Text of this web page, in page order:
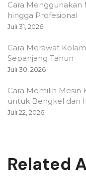
Cara Menggunakan
hingga Profesional
Juli 31, 2026
Cara Merawat
Sepanjang Tahun
Juli 30, 2026
Cara Memilih Mesin
untuk Bengkel dan
Juli 22, 2026
Related